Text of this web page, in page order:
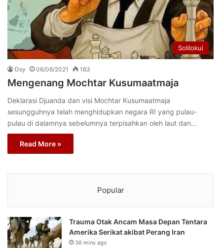
Solilokui
Dsy 06/06/2021 163
Mengenang Mochtar Kusumaatmaja
Deklarasi Djuanda dan visi Mochtar Kusumaatmaja
sesungguhnya telah menghidupkan negara RI yang pulau-
pulau di dalamnya sebelumnya terpisahkan oleh laut dan…
Read More »
Popular
Trauma Otak Ancam Masa Depan Tentara
Amerika Serikat akibat Perang Iran
36 mins ago